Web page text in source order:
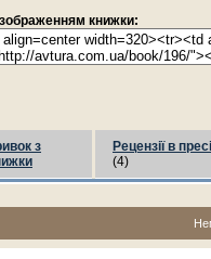
зображенням книжки:
з
Рецензії в пресі
(4)